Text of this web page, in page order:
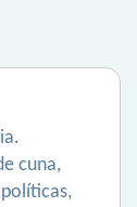
cuna,